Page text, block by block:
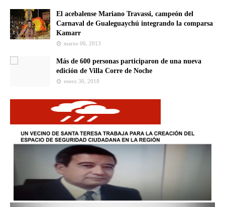
El acebalense Mariano Travassi, campeón del
Carnaval de Gualeguaychú integrando la comparsa
Kamarr
marzo 06, 2013
Más de 600 personas participaron de una nueva
edición de Villa Corre de Noche
enero 30, 2018